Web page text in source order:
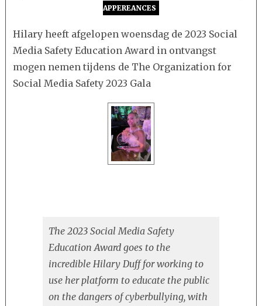
APPEREANCES
Hilary heeft afgelopen woensdag de 2023 Social
Media Safety Education Award in ontvangst
mogen nemen tijdens de The Organization for
Social Media Safety 2023 Gala
The 2023 Social Media Safety
Education Award goes to the
incredible Hilary Duff for working to
use her platform to educate the public
on the dangers of cyberbullying, with